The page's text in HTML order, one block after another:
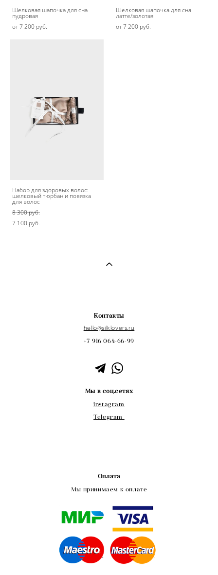
Шелковая шапочка для сна
пудровая
от 7 200 pуб.
Шелковая шапочка для сна
латте/золотая
от 7 200 pуб.
Набор для здоровых волос:
шелковый тюрбан и повязка
для волос
8 300 pуб.
7 100 pуб.
Контакты
hello@silklovers.ru
+7 916 064-66-99
Мы в соц.сетях
instagram
Telegram
Оплата
Мы принимаем к оплате